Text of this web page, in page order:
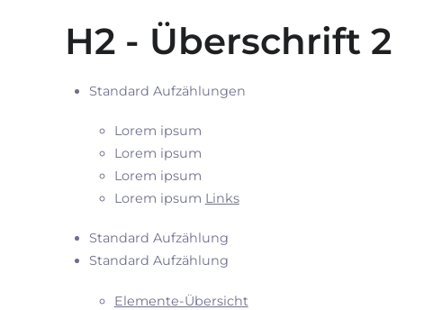
H2 - Überschrift 2
Standard Aufzählungen
Lorem ipsum
Lorem ipsum
Lorem ipsum
Lorem ipsum Links
Standard Aufzählung
Standard Aufzählung
Elemente-Übersicht